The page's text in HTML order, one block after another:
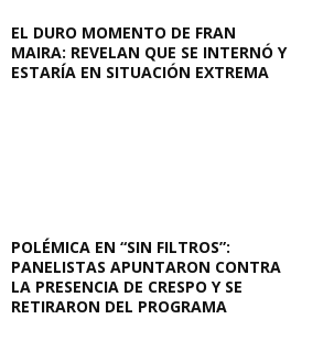
EL DURO MOMENTO DE FRAN
MAIRA: REVELAN QUE SE INTERNÓ Y
ESTARÍA EN SITUACIÓN EXTREMA
POLÉMICA EN “SIN FILTROS”:
PANELISTAS APUNTARON CONTRA
LA PRESENCIA DE CRESPO Y SE
RETIRARON DEL PROGRAMA